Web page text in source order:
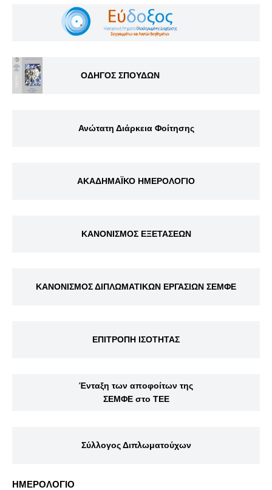
ΟΔΗΓΟΣ ΣΠΟΥΔΩΝ
Ανώτατη Διάρκεια Φοίτησης
ΑΚΑΔΗΜΑΪΚΟ ΗΜΕΡΟΛΟΓΙΟ
ΚΑΝΟΝΙΣΜΟΣ ΕΞΕΤΑΣΕΩΝ
ΚΑΝΟΝΙΣΜΟΣ ΔΙΠΛΩΜΑΤΙΚΩΝ ΕΡΓΑΣΙΩΝ ΣΕΜΦΕ
ΕΠΙΤΡΟΠΗ ΙΣΟΤΗΤΑΣ
Ένταξη των αποφοίτων της
ΣΕΜΦΕ στο ΤΕΕ
Σύλλογος Διπλωματούχων
ΗΜΕΡΟΛΟΓΙΟ